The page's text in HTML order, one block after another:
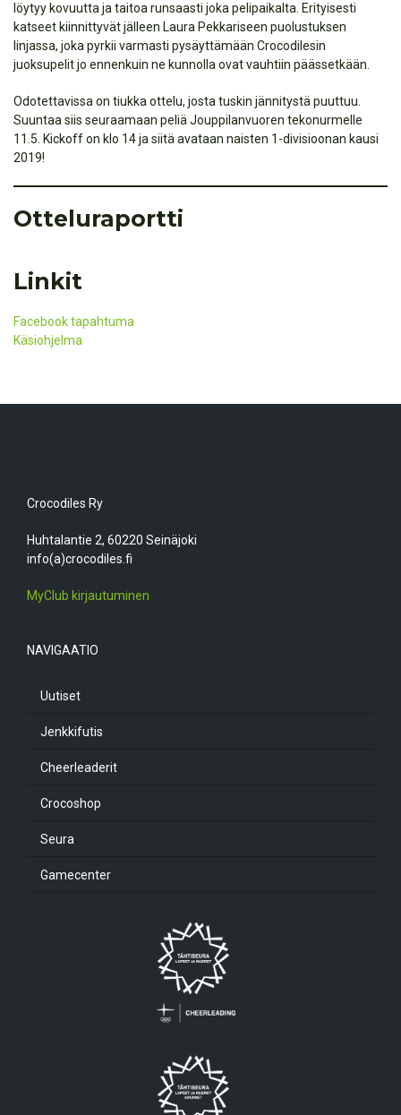
löytyy kovuutta ja taitoa runsaasti joka pelipaikalta. Erityisesti
katseet kiinnittyvät jälleen Laura Pekkariseen puolustuksen
linjassa, joka pyrkii varmasti pysäyttämään Crocodilesin
juoksupelit jo ennenkuin ne kunnolla ovat vauhtiin päässetkään.
Odotettavissa on tiukka ottelu, josta tuskin jännitystä puuttuu.
Suuntaa siis seuraamaan peliä Jouppilanvuoren tekonurmelle
11.5. Kickoff on klo 14 ja siitä avataan naisten 1-divisioonan kausi
2019!
Otteluraportti
Linkit
Facebook tapahtuma
Käsiohjelma
Crocodiles Ry
Huhtalantie 2, 60220 Seinäjoki
info(a)crocodiles.fi
MyClub kirjautuminen
NAVIGAATIO
Uutiset
Jenkkifutis
Cheerleaderit
Crocoshop
Seura
Gamecenter